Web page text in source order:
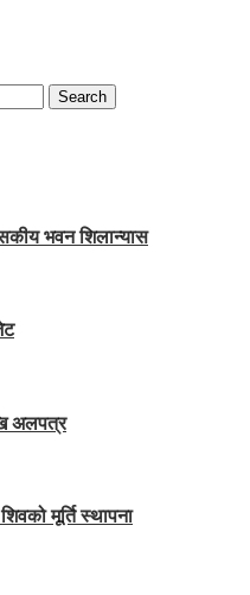
भवन शिलान्यास
अलपत्र
मूर्ति स्थापना